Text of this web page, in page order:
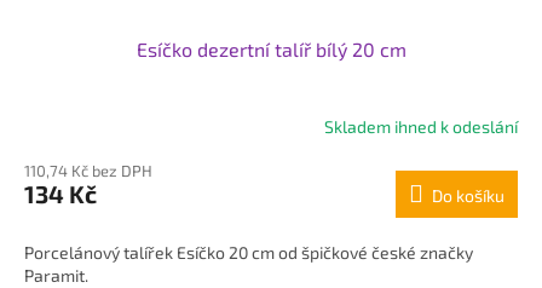
Esíčko dezertní talíř bílý 20 cm
produktu
je
z
5
Skladem ihned k odeslání
110,74 Kč bez DPH
134 Kč Do košíku
Porcelánový talířek Esíčko 20 cm od špičkové české značky
Paramit.